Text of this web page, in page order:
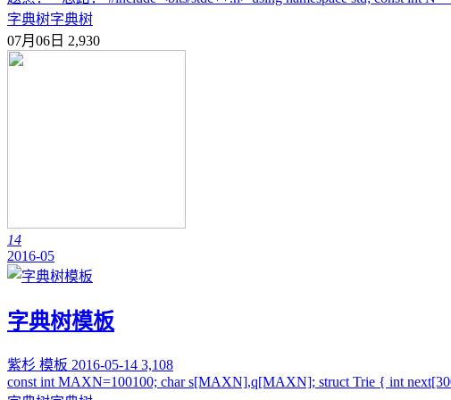
字典树字典树
07月06日 2,930
14
2016-05
字典树模板
紫杉 模板 2016-05-14 3,108
const int MAXN=100100; char s[MAXN],q[MAXN]; struct Trie { int